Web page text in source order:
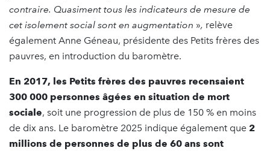
contraire. Quasiment tous les indicateurs de mesure de
cet isolement social sont en augmentation », relève
également Anne Géneau, présidente des Petits frères des
pauvres, en introduction du baromètre.
En 2017, les Petits frères des pauvres recensaient
300 000 personnes âgées en situation de mort
sociale, soit une progression de plus de 150 % en moins
de dix ans. Le baromètre 2025 indique également que 2
millions de personnes de plus de 60 ans sont